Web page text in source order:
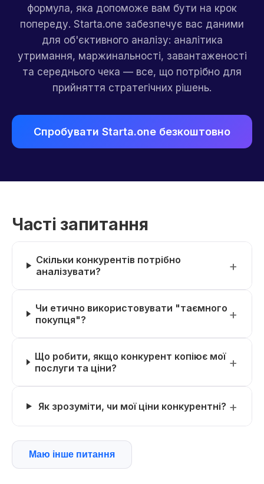
формула, яка допоможе вам бути на крок
попереду. Starta.one забезпечує вас даними
для об'єктивного аналізу: аналітика
утримання, маржинальності, завантаженості
та середнього чека — все, що потрібно для
прийняття стратегічних рішень.
Спробувати Starta.one безкоштовно
Часті запитання
Скільки конкурентів потрібно
аналізувати?
Чи етично використовувати "таємного
покупця"?
Що робити, якщо конкурент копіює мої
послуги та ціни?
Як зрозуміти, чи мої ціни конкурентні?
Маю інше питання